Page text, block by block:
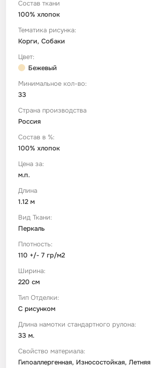
Состав ткани
100% хлопок
Тематика рисунка:
Корги, Собаки
Цвет:
Бежевый
Минимальное кол-во:
33
Страна производства
Россия
Состав в %:
100% хлопок
Цена за:
м.п.
Длина
1.12 м
Вид Ткани:
Перкаль
Плотность:
110 +/- 7 гр/м2
Ширина:
220 см
Тип Отделки:
С рисунком
Длина намотки стандартного рулона:
33 м.
Свойство материала:
Гипоаллергенная, Износостойкая, Летняя
Футер
Шелк Армани
Штапель
Имитации материалов